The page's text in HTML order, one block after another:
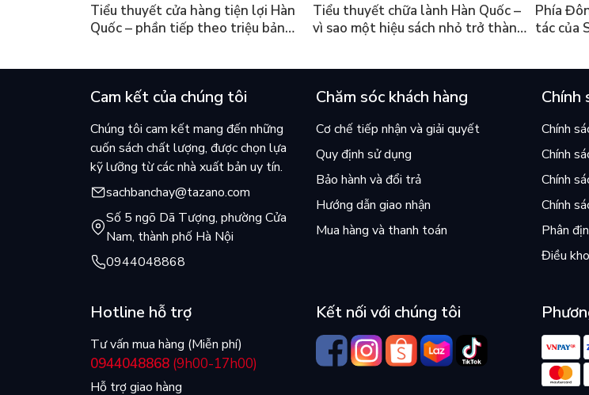
Tiểu thuyết cửa hàng tiện lợi Hàn
Quốc – phần tiếp theo triệu bản
Tiểu thuyết chữa lành Hàn Quốc –
vì sao một hiệu sách nhỏ trở thành
Phía
tác của
Cam kết của chúng tôi
Chúng tôi cam kết mang đến những
cuốn sách chất lượng, được chọn lựa
kỹ lưỡng từ các nhà xuất bản uy tín.
sachbanchay@tazano.com
Số 5 ngõ Dã Tượng, phường Cửa
Nam, thành phố Hà Nội
0944048868
Chăm sóc khách hàng
Cơ chế tiếp nhận và giải quyết
Quy định sử dụng
Bảo hành và đổi trả
Hướng dẫn giao nhận
Mua hàng và thanh toán
Chính
Chính
Chính
Chính
Chính
Phân
Điều
Hotline hỗ trợ
Tư vấn mua hàng (Miễn phí)
0944048868 (9h00-17h00)
Hỗ trợ giao hàng
Kết nối với chúng tôi